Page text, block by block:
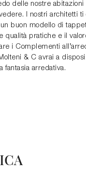
delle nostre
I nostri architetti ti
buon modello di
qualità pratiche e il
i Complementi
& C avrai a
fantasia arredativa.